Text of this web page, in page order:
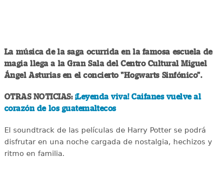
La música de la saga ocurrida en la famosa escuela de
magia llega a la Gran Sala del Centro Cultural Miguel
Ángel Asturias en el concierto "Hogwarts Sinfónico".
OTRAS NOTICIAS:¡Leyenda viva! Caifanes vuelve al
corazón de los guatemaltecos
El soundtrack de las películas de Harry Potter se podrá
disfrutar en una noche cargada de nostalgia, hechizos y
ritmo en familia.